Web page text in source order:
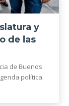
y
de las
de Buenos
política.